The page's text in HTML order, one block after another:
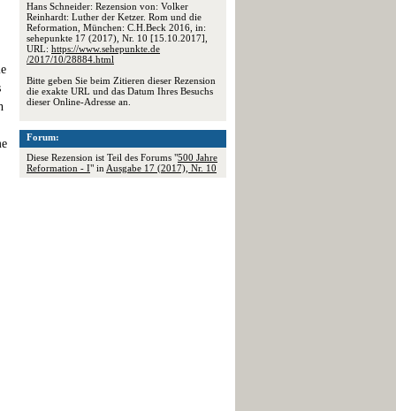
Hans Schneider: Rezension von: Volker
Reinhardt: Luther der Ketzer. Rom und die
Reformation, München: C.H.Beck 2016, in:
sehepunkte 17 (2017), Nr. 10 [15.10.2017],
URL: https://www.sehepunkte.de
/2017/10/28884.html
Bitte geben Sie beim Zitieren dieser Rezension
die exakte URL und das Datum Ihres Besuchs
dieser Online-Adresse an.
Forum:
Diese Rezension ist Teil des Forums "500 Jahre
Reformation - I" in Ausgabe 17 (2017), Nr. 10